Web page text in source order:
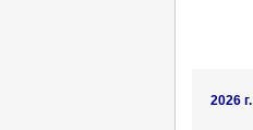
2026